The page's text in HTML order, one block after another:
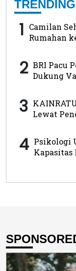
TRENDING
1 Camilan
Rumahan
2 BRI Pacu
Dukung
3 Lewat
4 Psikologi
Kapasitas